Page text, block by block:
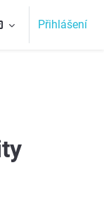
Přihlášení